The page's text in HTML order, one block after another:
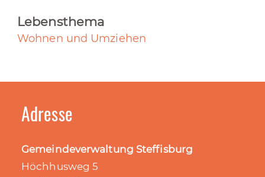
Lebensthema
Wohnen und Umziehen
Adresse
Gemeindeverwaltung Steffisburg
Höchhusweg 5